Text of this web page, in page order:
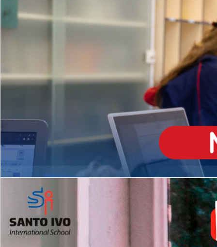
Matrículas Abertas 2026
EDUCAÇÃO INFANTIL
Inglês todos os dias
MÉDIO
igh School
Dupla Diplomação
2º AO 5º ANO FUNDAMENTAL